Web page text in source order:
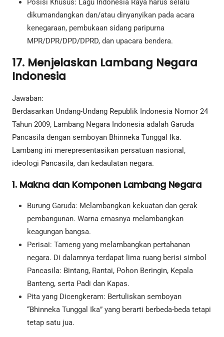
Posisi Khusus: Lagu Indonesia Raya harus selalu
dikumandangkan dan/atau dinyanyikan pada acara
kenegaraan, pembukaan sidang paripurna
MPR/DPR/DPD/DPRD, dan upacara bendera.
17. Menjelaskan Lambang Negara
Indonesia
Jawaban:
Berdasarkan Undang-Undang Republik Indonesia Nomor 24
Tahun 2009, Lambang Negara Indonesia adalah Garuda
Pancasila dengan semboyan Bhinneka Tunggal Ika.
Lambang ini merepresentasikan persatuan nasional,
ideologi Pancasila, dan kedaulatan negara.
1. Makna dan Komponen Lambang Negara
Burung Garuda: Melambangkan kekuatan dan gerak
pembangunan. Warna emasnya melambangkan
keagungan bangsa.
Perisai: Tameng yang melambangkan pertahanan
negara. Di dalamnya terdapat lima ruang berisi simbol
Pancasila: Bintang, Rantai, Pohon Beringin, Kepala
Banteng, serta Padi dan Kapas.
Pita yang Dicengkeram: Bertuliskan semboyan
“Bhinneka Tunggal Ika” yang berarti berbeda-beda tetapi
tetap satu jua.